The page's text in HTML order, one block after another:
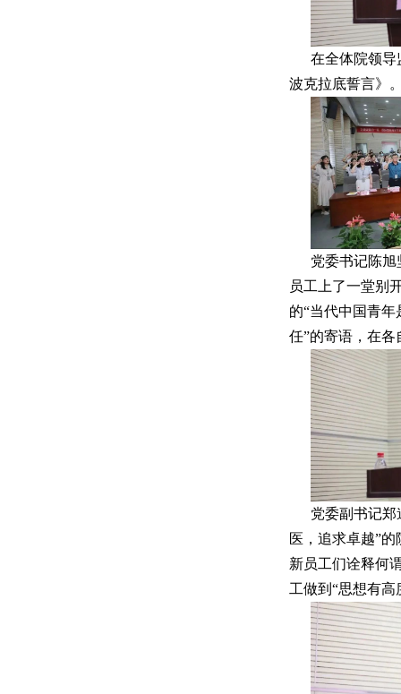
在全体院领
波克拉底誓言》
党委书记陈旭
员工上了一堂别
的“当代中国青
任”的寄语，在
党委副书记
医，追求卓越”
新员工们诠释何
工做到“思想有